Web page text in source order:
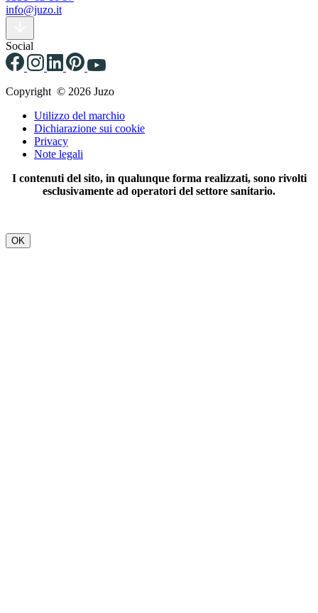
info@juzo.it
Social
Copyright © 2026 Juzo
Utilizzo del marchio
Dichiarazione sui cookie
Privacy
Note legali
I contenuti del sito, in qualunque forma realizzati, sono rivolti
esclusivamente ad operatori del settore sanitario.
OK